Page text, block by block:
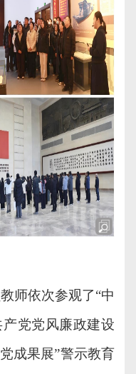
教师依次参观了“中
党党风廉政建设
成果展”警示教育